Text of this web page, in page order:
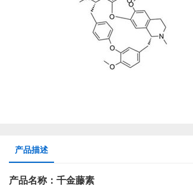
产品描述
产品名称：千金藤素